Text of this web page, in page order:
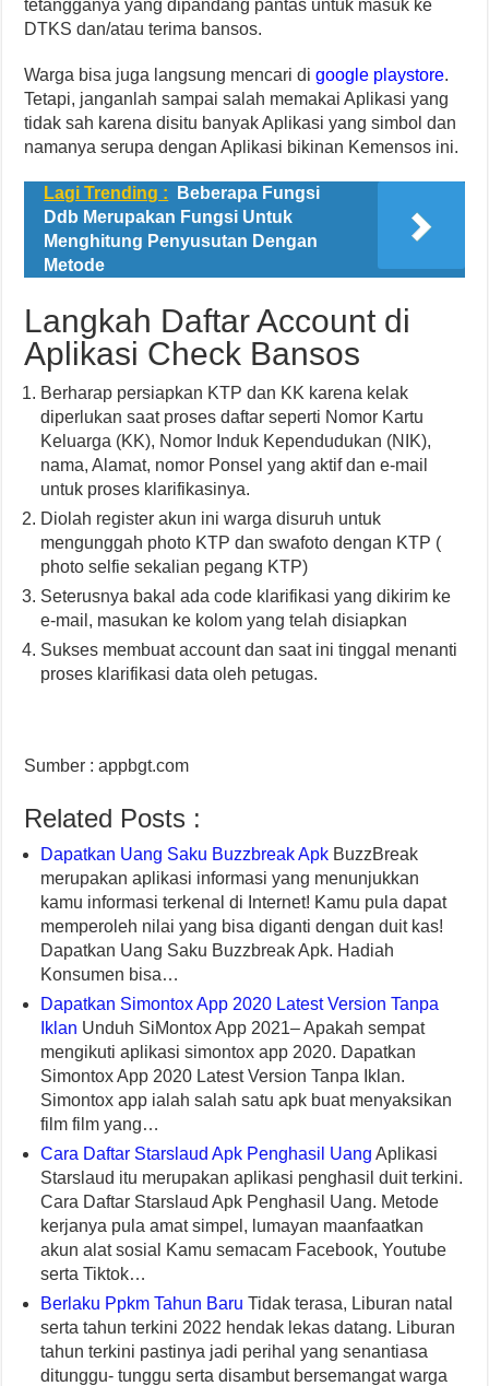
tetangganya yang dipandang pantas untuk masuk ke
DTKS dan/atau terima bansos.
Warga bisa juga langsung mencari digoogle playstore.
Tetapi, janganlah sampai salah memakai Aplikasi yang
tidak sah karena disitu banyak Aplikasi yang simbol dan
namanya serupa dengan Aplikasi bikinan Kemensos ini.
Lagi Trending :
Beberapa Fungsi
Ddb Merupakan Fungsi Untuk
Menghitung Penyusutan Dengan
Metode
Langkah Daftar Account di
Aplikasi Check Bansos
Berharap persiapkan KTP dan KK karena kelak
diperlukan saat proses daftar seperti Nomor Kartu
Keluarga (KK), Nomor Induk Kependudukan (NIK),
nama, Alamat, nomor Ponsel yang aktif dan e-mail
untuk proses klarifikasinya.
Diolah register akun ini warga disuruh untuk
mengunggah photo KTP dan swafoto dengan KTP (
photo selfie sekalian pegang KTP)
Seterusnya bakal ada code klarifikasi yang dikirim ke
e-mail, masukan ke kolom yang telah disiapkan
Sukses membuat account dan saat ini tinggal menanti
proses klarifikasi data oleh petugas.
Sumber : appbgt.com
Related Posts :
Dapatkan Uang Saku Buzzbreak Apk BuzzBreak
merupakan aplikasi informasi yang menunjukkan
kamu informasi terkenal di Internet! Kamu pula dapat
memperoleh nilai yang bisa diganti dengan duit kas!
Dapatkan Uang Saku Buzzbreak Apk. Hadiah
Konsumen bisa…
Dapatkan Simontox App 2020 Latest Version Tanpa
Iklan Unduh SiMontox App 2021– Apakah sempat
mengikuti aplikasi simontox app 2020. Dapatkan
Simontox App 2020 Latest Version Tanpa Iklan.
Simontox app ialah salah satu apk buat menyaksikan
film film yang…
Cara Daftar Starslaud Apk Penghasil Uang Aplikasi
Starslaud itu merupakan aplikasi penghasil duit terkini.
Cara Daftar Starslaud Apk Penghasil Uang. Metode
kerjanya pula amat simpel, lumayan maanfaatkan
akun alat sosial Kamu semacam Facebook, Youtube
serta Tiktok…
Berlaku Ppkm Tahun Baru Tidak terasa, Liburan natal
serta tahun terkini 2022 hendak lekas datang. Liburan
tahun terkini pastinya jadi perihal yang senantiasa
ditunggu- tunggu serta disambut bersemangat warga